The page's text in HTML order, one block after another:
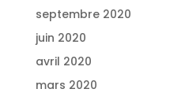
septembre 2020
juin 2020
avril 2020
mars 2020